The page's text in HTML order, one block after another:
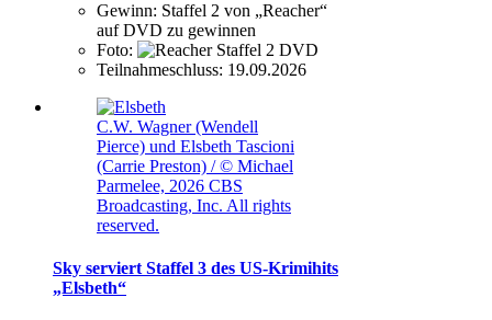
Gewinn: Staffel 2 von „Reacher“
auf DVD zu gewinnen
Foto:
Teilnahmeschluss: 19.09.2026
C.W. Wagner (Wendell
Pierce) und Elsbeth Tascioni
(Carrie Preston) / © Michael
Parmelee, 2026 CBS
Broadcasting, Inc. All rights
reserved.
Sky serviert Staffel 3 des US-Krimihits
„Elsbeth“